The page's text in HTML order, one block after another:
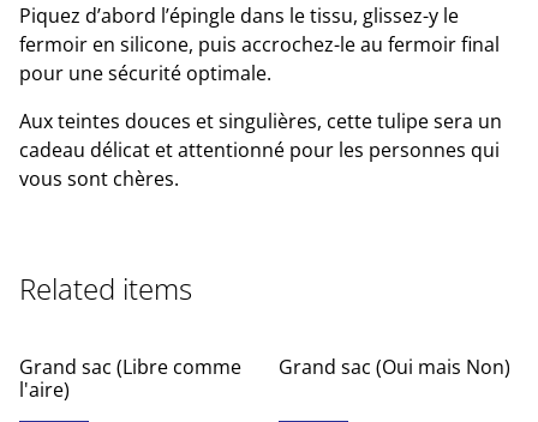
Piquez d’abord l’épingle dans le tissu, glissez-y le
fermoir en silicone, puis accrochez-le au fermoir final
pour une sécurité optimale.
Aux teintes douces et singulières, cette tulipe sera un
cadeau délicat et attentionné pour les personnes qui
vous sont chères.
Related items
Grand sac (Libre comme
l'aire)
Grand sac (Oui mais Non)